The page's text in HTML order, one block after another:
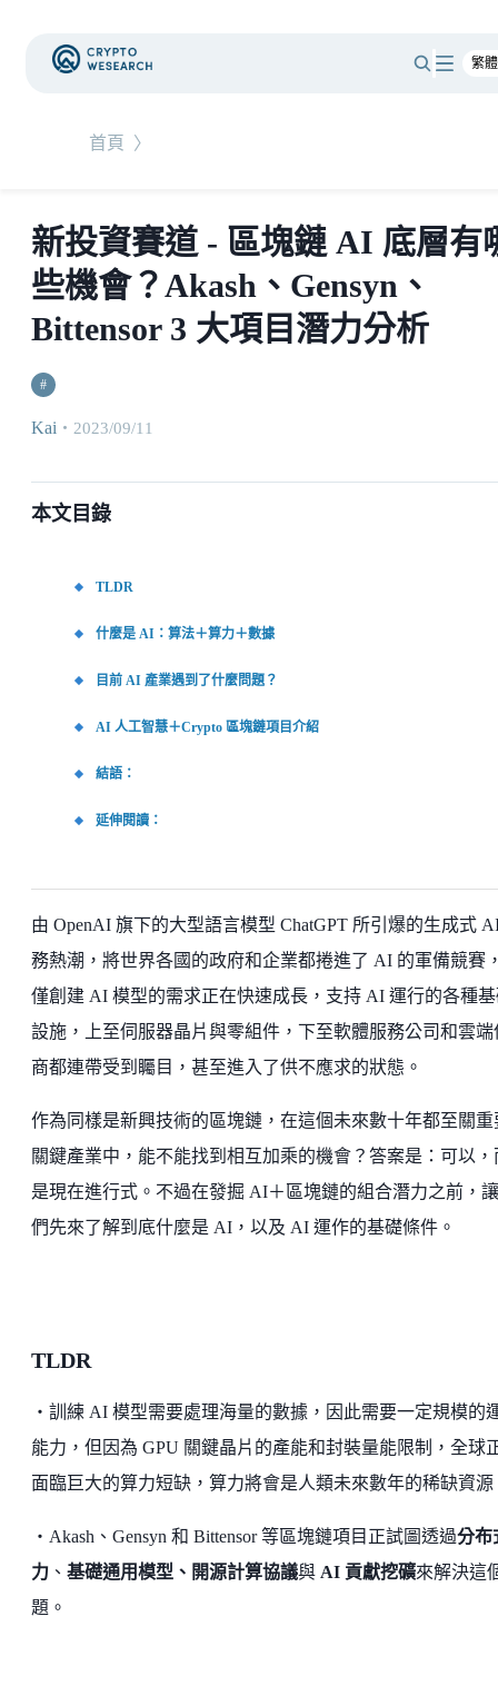
首頁 〉
新投資賽道 - 區塊鏈 AI 底層有
些機會？Akash、Gensyn、
Bittensor 3 大項目潛力分析
#
Kai ・ 2023/09/11
本文目錄
TLDR
什麼是 AI：算法＋算力＋數據
目前 AI 產業遇到了什麼問題？
AI 人工智慧＋Crypto 區塊鏈項目介紹
結語：
延伸閱讀：
由 OpenAI 旗下的大型語言模型 ChatGPT 所引爆的生成式
務熱潮，將世界各國的政府和企業都捲進了 AI 的軍備競賽
僅創建 AI 模型的需求正在快速成長，支持 AI 運行的各種
設施，上至伺服器晶片與零組件，下至軟體服務公司和雲端
商都連帶受到矚目，甚至進入了供不應求的狀態。
作為同樣是新興技術的區塊鏈，在這個未來數十年都至關重
關鍵產業中，能不能找到相互加乘的機會？答案是：可以，
是現在進行式。不過在發掘 AI＋區塊鏈的組合潛力之前，
們先來了解到底什麼是 AI，以及 AI 運作的基礎條件。
TLDR
・訓練 AI 模型需要處理海量的數據，因此需要一定規模的
能力，但因為 GPU 關鍵晶片的產能和封裝量能限制，全球
面臨巨大的算力短缺，算力將會是人類未來數年的稀缺資源
・Akash、Gensyn 和 Bittensor 等區塊鏈項目正試圖透過分布
力 、 基礎通用模型、開源計算協議與 AI 貢獻挖礦來解決這
題。